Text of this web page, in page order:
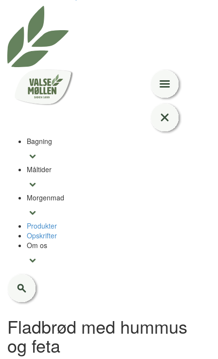
Bagning
Måltider
Morgenmad
Produkter
Opskrifter
Om os
Fladbrød med hummus
og feta